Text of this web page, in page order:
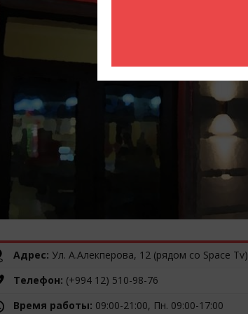
Адрес: Ул. А.Алекперова, 12 (рядом cо Space Tv)
Телефон: (+994 12) 510-98-76
Время работы: 09:00-21:00, Пн. 09:00-17:00